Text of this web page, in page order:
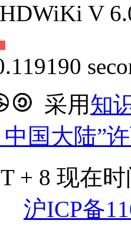
V
采用知
国大陆”
+ 8 现在
沪ICP备